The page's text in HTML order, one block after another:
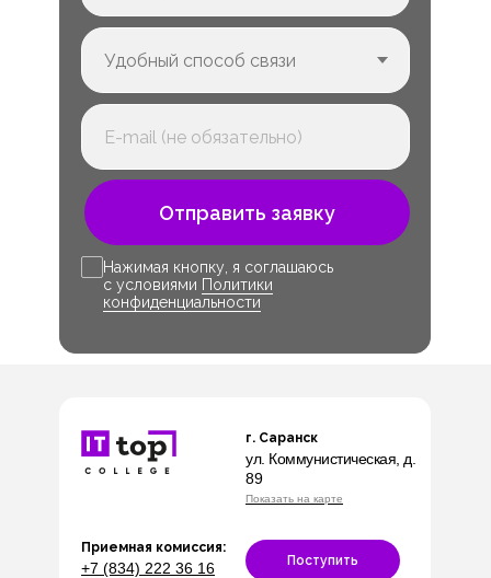
Отправить заявку
Нажимая кнопку, я соглашаюсь
с условиями Политики
конфиденциальности
г. Саранск
Приемная комиссия:
ул. Коммунистическая, д.
89
Показать на карте
Поступить
+7 (834) 222 36 16